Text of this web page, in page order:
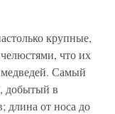
крупные,
что их
Самый
добытый в
длина от носа до